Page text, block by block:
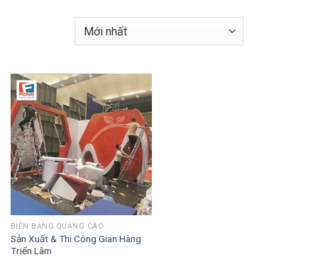
BIỂN BẢNG QUẢNG CÁO
Sản Xuất & Thi Công Gian Hàng
Triển Lãm